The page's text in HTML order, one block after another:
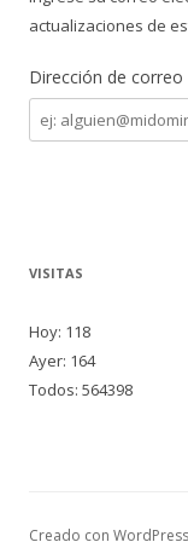
actualizaciones de
Dirección de correo
Dirección
de
correo
VISITAS
Hoy: 118
Ayer: 164
Todos: 564398
Creado con WordPress